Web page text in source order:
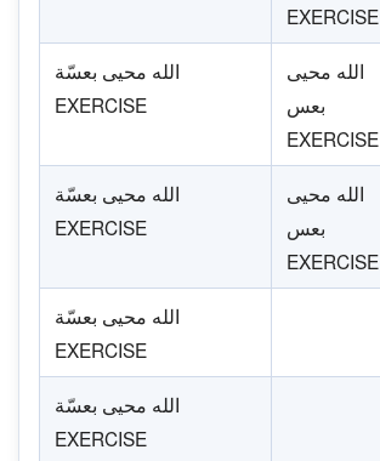
EXERCISE
الله محيى بعسّة
EXERCISE
الله محيى
بعس
EXERCISE
الله محيى بعسّة
EXERCISE
الله محيى
بعس
EXERCISE
الله محيى بعسّة
EXERCISE
الله محيى بعسّة
EXERCISE